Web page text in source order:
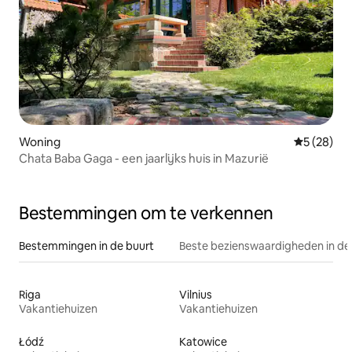
Woning
5 (28)
Chata Baba Gaga - een jaarlijks huis in Mazurië
Bestemmingen om te verkennen
Bestemmingen in de buurt Beste bezienswaardigheden in
Riga
Vakantiehuizen
Vilnius
Vakantiehuizen
Łódź
Katowice